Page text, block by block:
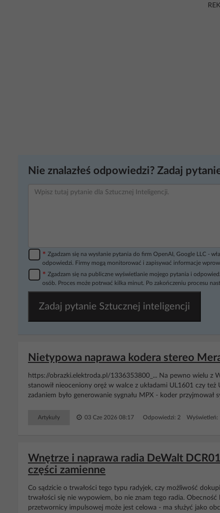
Nie znalazłeś odpowiedzi? Zadaj
* Zgadzam się na wysłanie pytania do firm OpenAI, Google LLC -
odpowiedzi. Firmy mogą monitorować i zapisywać informacje
* Zgadzam się na publiczne wyświetlanie mojego pytania i
osób. Proces może potrwać kilka minut. Po zakończeniu procesu
Zadaj pytanie Sztucznej inteligencji
Nietypowa naprawa kodera stereo
https://obrazki.elektroda.pl/1336353800_... Na pewno wielu z
stanowił nieoceniony oręż w walce z układami UL1601 czy
zadaniem było generowanie sygnału MPX - koder przyjmował
Artykuły 03 Cze 2026 08:17 Odpowiedzi: 2 Wyświetleń:
Wnętrze i naprawa radia DeWalt
części zamienne
Co sądzicie o trwałości tego typu radyjek, czy możliwość
trwałości się nie wypowiem, bo nie znam tego radia. Obecność
przetwornicy impulsowej może jest celowa - ma służyć jako